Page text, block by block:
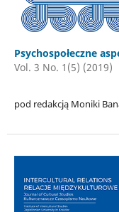
Psychospołeczne
Vol. 3 No. 1(5) (2019)
pod redakcją Moniki